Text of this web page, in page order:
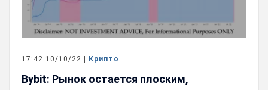
17:42 10/10/22 | Крипто
Bybit: Рынок остается плоским,